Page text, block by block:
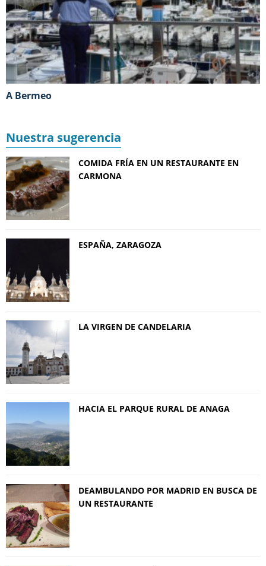
A Bermeo
Nuestra sugerencia
COMIDA FRÍA EN UN RESTAURANTE EN
CARMONA
ESPAÑA, ZARAGOZA
LA VIRGEN DE CANDELARIA
HACIA EL PARQUE RURAL DE ANAGA
DEAMBULANDO POR MADRID EN BUSCA DE
UN RESTAURANTE